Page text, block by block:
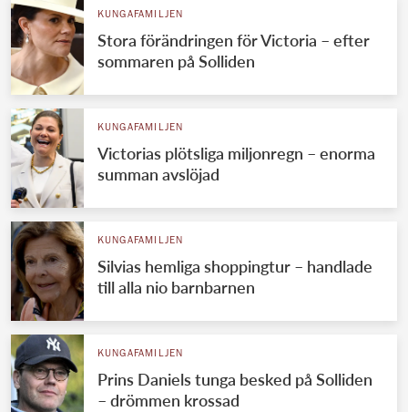
KUNGAFAMILJEN
Stora förändringen för Victoria – efter
sommaren på Solliden
KUNGAFAMILJEN
Victorias plötsliga miljonregn – enorma
summan avslöjad
KUNGAFAMILJEN
Silvias hemliga shoppingtur – handlade
till alla nio barnbarnen
KUNGAFAMILJEN
Prins Daniels tunga besked på Solliden
– drömmen krossad